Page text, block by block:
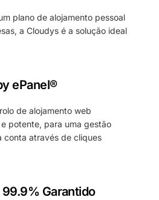
plano de alojamento pessoal
a Cloudys é a solução ideal
ePanel®
de alojamento web
potente, para uma gestão
conta através de cliques
Garantido